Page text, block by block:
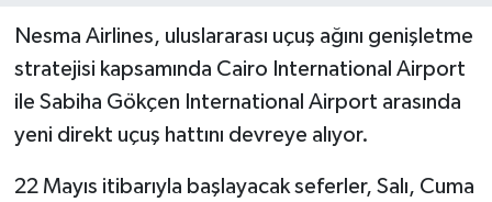
Nesma Airlines, uluslararası uçuş ağını genişletme
stratejisi kapsamında Cairo International Airport
ile Sabiha Gökçen International Airport arasında
yeni direkt uçuş hattını devreye alıyor.
22 Mayıs itibarıyla başlayacak seferler, Salı, Cuma